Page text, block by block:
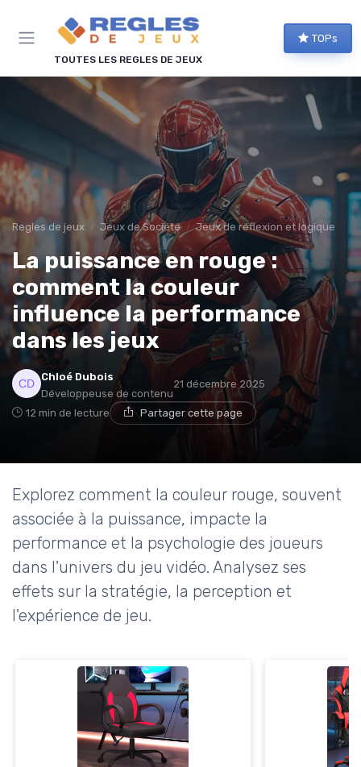
TOUTES LES REGLES DE JEUX
TOPs
Regles de jeux Jeux de Société Jeux de réflexion et logique
La puissance en rouge :
comment la couleur
influence la performance
dans les jeux
Chloé Dubois
Développeuse de contenu
21 décembre 2025
12 min de lecture Partager cette page
Explorez comment la couleur rouge, souvent
associée à la puissance, impacte la
performance et la psychologie des joueurs
dans l'univers du jeu vidéo. Analysez ses
effets sur la stratégie, la perception et
l'expérience de jeu.